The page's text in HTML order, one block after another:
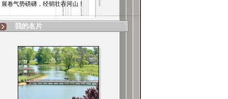
卷气势磅礴，经韬壮吞河山！
我的名片